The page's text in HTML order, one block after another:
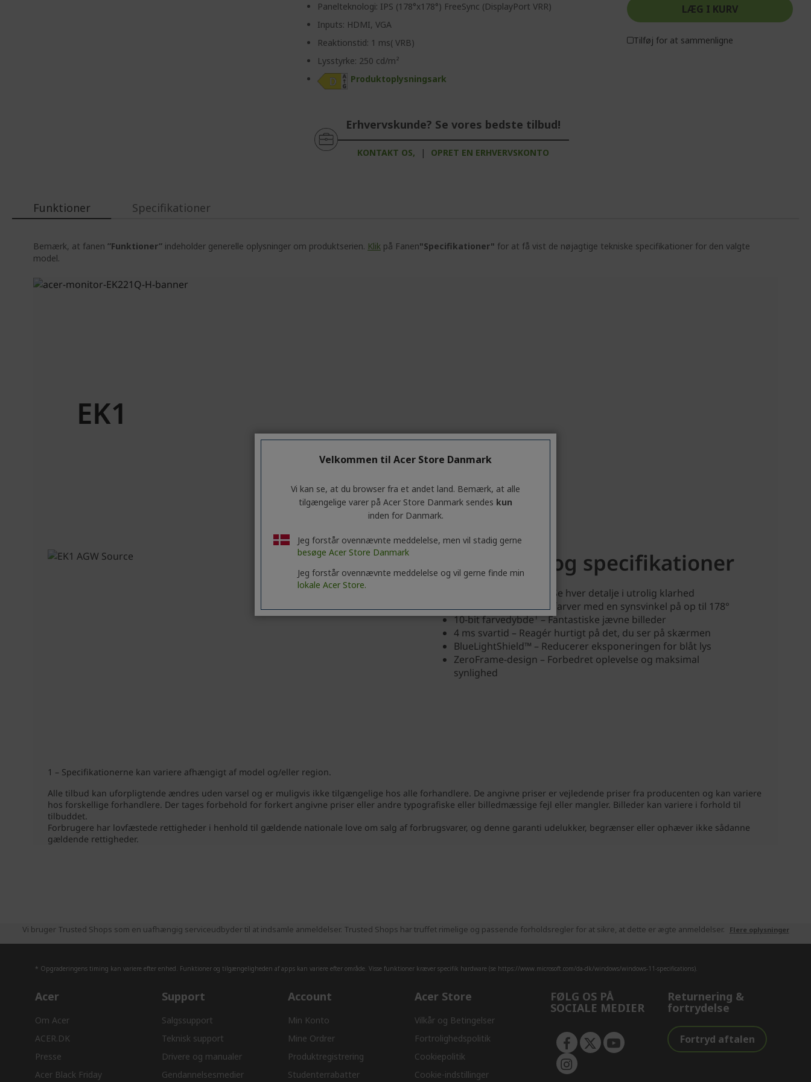
Panelteknologi: IPS (178°x178°) FreeSync (DisplayPort VRR)
Inputs: HDMI, VGA
Reaktionstid: 1 ms( VRB)
Lysstyrke: 250 cd/m²
Produktoplysningsark
Erhvervskunde? Se vores bedste tilbud!
KONTAKT OS, | OPRET EN ERHVERVSKONTO
LÆG I KURV
Tilføj for at sammenligne
Funktioner
Bemærk, at fanen ”Funktioner” indeholder generelle oplysninger om produktserien. Klik på Fanen"Specifikationer" for at få vist de nøjagtige tekniske specifikationer for den valgte
model.
Specifikationer
Vi bruger Trusted Shops som en uafhængig serviceudbyder til at indsamle anmeldelser. Trusted Shops har truffet rimelige og passende forholdsregler for at sikre, at dette er ægte anmeldelser. Flere oplysninger
* Opgraderingens timing kan variere efter enhed. Funktioner og tilgængeligheden af apps kan variere efter område. Visse funktioner kræver specifik hardware (se https://www.microsoft.com/da-dk/windows/windows-11-specifications).
Acer
Om Acer
ACER.DK
Presse
Acer Black Friday
Support
Salgssupport
Teknisk support
Drivere og manualer
Gendannelsesmedier
Account
Min Konto
Mine Ordrer
Produktregistrering
Studenterrabatter
Acer Store
Vilkår og Betingelser
Fortrolighedspolitik
Cookiepolitik
Cookie-indstillinger
FØLG OS PÅ
SOCIALE MEDIER
Returnering &
fortrydelse
Fortryd aftalen
Velkommen til Acer Store Danmark
Vi kan se, at du browser fra et andet land. Bemærk, at alle
tilgængelige varer på Acer Store Danmark sendes kun
inden for Danmark.
Jeg forstår ovennævnte meddelelse, men vil stadig gerne
besøge Acer Store Danmark
Jeg forstår ovennævnte meddelelse og vil gerne finde min
lokale Acer Store.